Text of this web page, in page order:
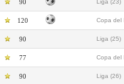
90 Liga (23)
120 Copa del
90 Liga (25)
77 Copa del
90 Liga (26)